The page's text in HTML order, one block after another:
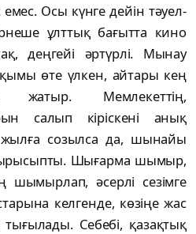
Осы күнге дейін тәуел­
ұлттық бағыт­та кино
дең­гейі әртүрлі. Мынау
өте үлкен, айтары кең
жатыр. Мемлекеттің,
салып кіріскені анық
жылға созылса да, шынайы
Шығарма шы­мыр,
шымырлап, әсер­лі сезімге
келгенде, көзіңе жас
Себебі, қазақтық